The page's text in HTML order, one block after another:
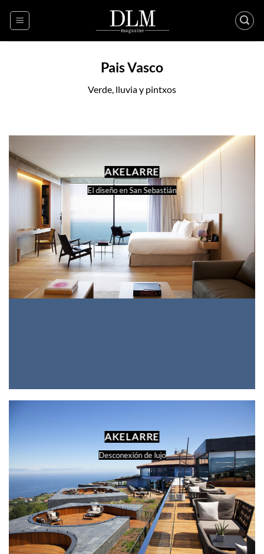
Pais Vasco
Verde, lluvia y pintxos
AKELARRE
El diseño en San Sebastián
AKELARRE
Desconexión de lujo